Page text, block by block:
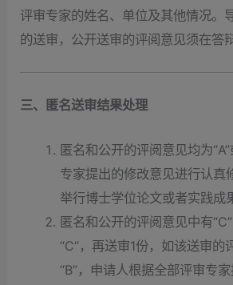
评审专家的姓名、单位及其他情况。
的送审，公开送审的评阅意见须在答
三、匿名送审结果处理
匿名和公开的评阅意见均为
专家提出的修改意见进行认真
举行博士学位论文或者实践成
匿名和公开的评阅意见中有
“C”，再送审1份，如该送审的
“B”，申请人根据全部评审专